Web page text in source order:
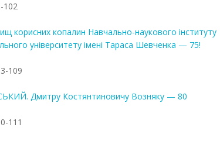
102
корисних копалин Навчально-наукового інституту
університету імені Тараса Шевченка — 75!
109
Дмитру Костянтиновичу Возняку — 80
111